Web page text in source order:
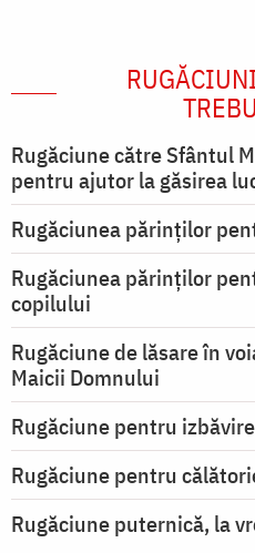
Rugăciune către Sfântul
pentru ajutor la găsirea
Rugăciunea părinților
Rugăciunea părinților
copilului
Rugăciune de lăsare în
Maicii Domnului
Rugăciune pentru
Rugăciune pentru
Rugăciune puternică, la